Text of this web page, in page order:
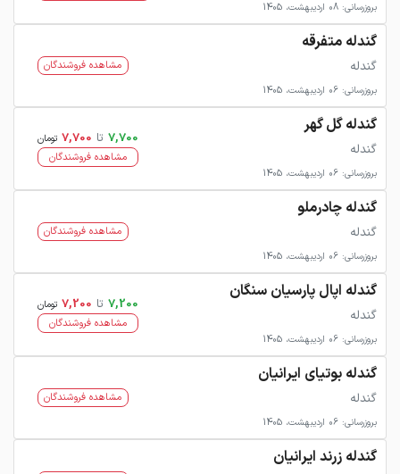
بروزرسانی: 08 اردیبهشت، 1405
گندله متفرقه
گندله
بروزرسانی: 06 اردیبهشت، 1405
مشاهده فروشندگان
گندله گل گهر
گندله
بروزرسانی: 06 اردیبهشت، 1405
7,700 تا 7,700 تومان
مشاهده فروشندگان
گندله چادرملو
گندله
بروزرسانی: 06 اردیبهشت، 1405
مشاهده فروشندگان
گندله اپال پارسیان سنگان
گندله
بروزرسانی: 06 اردیبهشت، 1405
7,200 تا 7,200 تومان
مشاهده فروشندگان
گندله بوتیای ایرانیان
گندله
بروزرسانی: 06 اردیبهشت، 1405
مشاهده فروشندگان
گندله زرند ایرانیان